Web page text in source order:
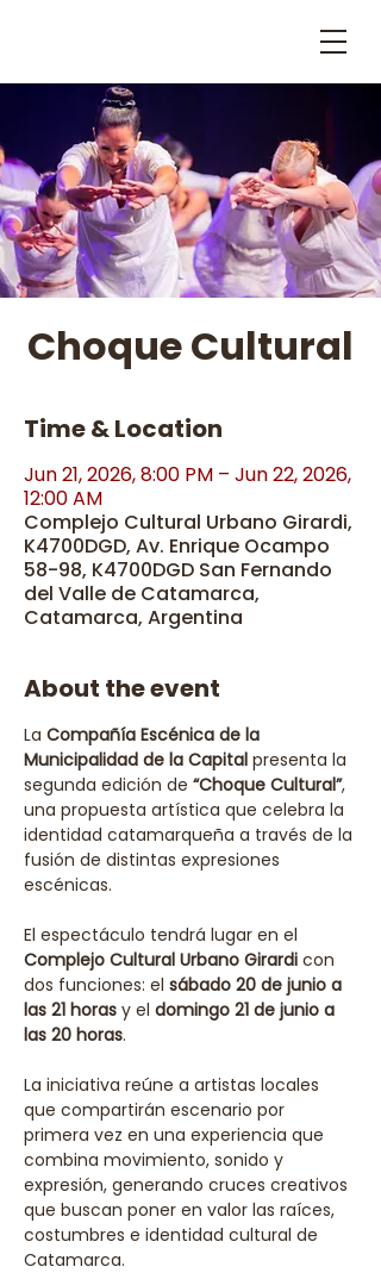
Choque Cultural
Time & Location
Jun 21, 2026, 8:00 PM – Jun 22, 2026,
12:00 AM
Complejo Cultural Urbano Girardi,
K4700DGD, Av. Enrique Ocampo
58-98, K4700DGD San Fernando
del Valle de Catamarca,
Catamarca, Argentina
About the event
La Compañía Escénica de la
Municipalidad de la Capital presenta la
segunda edición de “Choque Cultural”,
una propuesta artística que celebra la
identidad catamarqueña a través de la
fusión de distintas expresiones
escénicas.
El espectáculo tendrá lugar en el
Complejo Cultural Urbano Girardi con
dos funciones: el sábado 20 de junio a
las 21 horas y el domingo 21 de junio a
las 20 horas.
La iniciativa reúne a artistas locales
que compartirán escenario por
primera vez en una experiencia que
combina movimiento, sonido y
expresión, generando cruces creativos
que buscan poner en valor las raíces,
costumbres e identidad cultural de
Catamarca.